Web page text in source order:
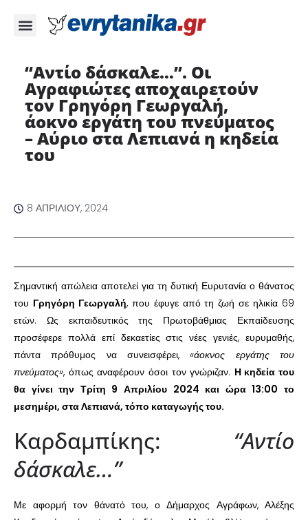
“Αντίο δάσκαλε…”. Οι
Αγραφιώτες αποχαιρετούν
τον Γρηγόρη Γεωργαλή,
άοκνο εργάτη του πνεύματος
– Αύριο στα Λεπιανά η κηδεία
του
8 ΑΠΡΙΛΊΟΥ, 2024
Σημαντική απώλεια αποτελεί για τη δυτική Ευρυτανία ο θάνατος
του Γρηγόρη Γεωργαλή, που έφυγε από τη ζωή σε ηλικία 69
ετών. Ως εκπαιδευτικός της Πρωτοβάθμιας Εκπαίδευσης
προσέφερε πολλά επί δεκαετίες στις νέες γενιές, ευρυμαθής,
πάντα πρόθυμος να συνεισφέρει,«άοκνος εργάτης του
πνεύματος», όπως αναφέρουν όσοι τον γνώριζαν. Η κηδεία του
θα γίνει την Τρίτη 9 Απριλίου 2024 και ώρα 13:00 το
μεσημέρι, στα Λεπιανά, τόπο καταγωγής του.
Καρδαμπίκης: “Αντίο
δάσκαλε…”
Με αφορμή τον θάνατό του, ο Δήμαρχος Αγράφων, Αλέξης